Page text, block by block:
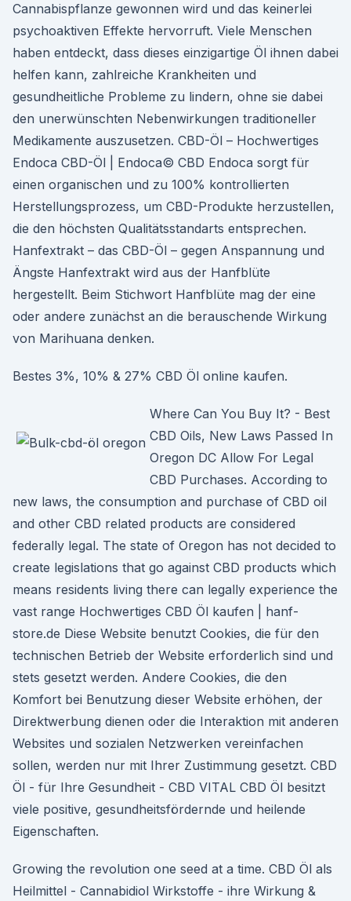
Cannabispflanze gewonnen wird und das keinerlei
psychoaktiven Effekte hervorruft. Viele Menschen
haben entdeckt, dass dieses einzigartige Öl ihnen dabei
helfen kann, zahlreiche Krankheiten und
gesundheitliche Probleme zu lindern, ohne sie dabei
den unerwünschten Nebenwirkungen traditioneller
Medikamente auszusetzen. CBD-Öl – Hochwertiges
Endoca CBD-Öl | Endoca© CBD Endoca sorgt für
einen organischen und zu 100% kontrollierten
Herstellungsprozess, um CBD-Produkte herzustellen,
die den höchsten Qualitätsstandarts entsprechen.
Hanfextrakt – das CBD-Öl – gegen Anspannung und
Ängste Hanfextrakt wird aus der Hanfblüte
hergestellt. Beim Stichwort Hanfblüte mag der eine
oder andere zunächst an die berauschende Wirkung
von Marihuana denken.
Bestes 3%, 10% & 27% CBD Öl online kaufen.
Where Can You Buy It? - Best
CBD Oils, New Laws Passed In
Oregon DC Allow For Legal
CBD Purchases. According to
new laws, the consumption and purchase of CBD oil
and other CBD related products are considered
federally legal. The state of Oregon has not decided to
create legislations that go against CBD products which
means residents living there can legally experience the
vast range Hochwertiges CBD Öl kaufen | hanf-
store.de Diese Website benutzt Cookies, die für den
technischen Betrieb der Website erforderlich sind und
stets gesetzt werden. Andere Cookies, die den
Komfort bei Benutzung dieser Website erhöhen, der
Direktwerbung dienen oder die Interaktion mit anderen
Websites und sozialen Netzwerken vereinfachen
sollen, werden nur mit Ihrer Zustimmung gesetzt. CBD
Öl - für Ihre Gesundheit - CBD VITAL CBD Öl besitzt
viele positive, gesundheitsfördernde und heilende
Eigenschaften.
Growing the revolution one seed at a time. CBD Öl als
Heilmittel - Cannabidiol Wirkstoffe - ihre Wirkung &